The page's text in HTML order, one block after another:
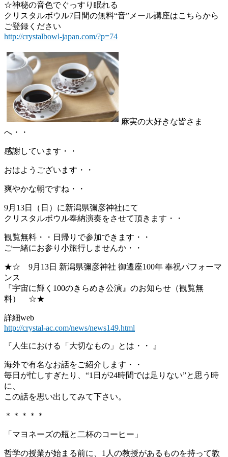
☆神秘の音色でぐっすり眠れる
クリスタルボウル7日間の無料“音”メール講座はこちらから
ご登録ください
http://crystalbowl-japan.com/?p=74
麻実の大好きな皆さま
へ・・
感謝しています・・
おはようございます・・
爽やかな朝ですね・・
9月13日（日）に新潟県彌彦神社にて
クリスタルボウル奉納演奏をさせて頂きます・・
観覧無料・・日帰りで参加できます・・
ご一緒にお参り小旅行しませんか・・
★☆ 9月13日 新潟県彌彦神社 御遷座100年 奉祝パフォーマ
ンス
『宇宙に輝く100のきらめき公演』のお知らせ（観覧無
料） ☆★
詳細web
http://crystal-ac.com/news/news149.html
『人生における「大切なもの」とは・・ 』
海外で有名なお話をご紹介します・・
毎日が忙しすぎたり、“1日が24時間では足りない”と思う時
に、
この話を思い出してみて下さい。
＊＊＊＊＊
「マヨネーズの瓶と二杯のコーヒー」
哲学の授業が始まる前に、1人の教授があるものを持って教